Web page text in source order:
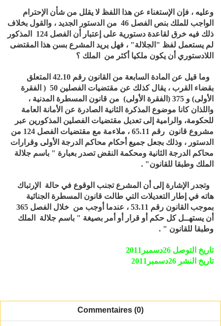
وعليه ، فإن الإستغناء عن هذا اللفظ لا يقلل من شأن الإحترام
الواجب للملك بنص الفصل 46 من الدستور الجديد ، والقول بخلاف
ذلك فيه خرق لقاعدة دستورية على إعتبار أن الفصل 124 المذكور
لم يستعمل لفظ "الجلالة" ، فهل يريد المشرع بسن هذا المقتضى
اللادستوري أن يكون ملكيا أكثر من الملك ؟
وما قيل عن المادة السابعة من القانون رقم 42.10 المتعلق
بقضاء القرب ، يقال كذلك عن مقتضيات الفصلين 50 ( الفقرة
الأولى) و 375 (الفقرة الأولى) من قانون المسطرة المدنية ،
واللذان كانا موضوع المذكرة الثانية الصادرة عن الأمانة العامة
للحكومة، والرامية إلى تعديل مقتضيات الفصلين المذكورين عبر
مشروع قانون رقم 65.11 ، ملاءمة مع مقتضيات الفصل 124 من
الدستور ، وذلك بجعل جميع أحكام محاكم الدرجة الأولى وقرارات
محاكم الدرجة الثانية ومحكمة النقض تصدر بعبارة " باسم جلالة
الملك وطبقا للقانون" .
وتجدر الإشارة إلى أن المشرع تجنب الوقوع في حالة الإرتباك
هاته في إطار التعديلات التي طالت قانون المسطرة الجنائية
بموجب القانون رقم 53.11 ، عندما أوجب من خلال الفصل 365
أن يستهــل كل حكم أو قرار أو أمر بصيغة " باسم جلالة الملك
وطبقا للقانون " .
تاريخ التوصل 26دسمبر2011
تاريخ النشر 26دسمبر2011
Commentaires (0)